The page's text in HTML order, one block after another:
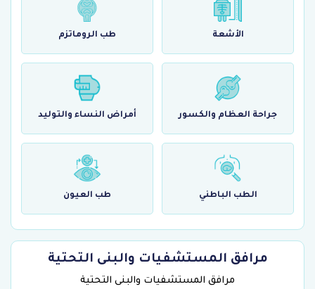
الأشعة طب الروماتزم
جراحة العظام والكسور أمراض النساء والتوليد
الطب الباطني طب العيون
مرافق المستشفيات والبنى التحتية
مرافق المستشفيات والبنى التحتية